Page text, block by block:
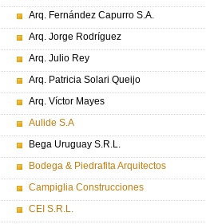
Arq. Fernández Capurro S.A.
Arq. Jorge Rodríguez
Arq. Julio Rey
Arq. Patricia Solari Queijo
Arq. Víctor Mayes
Aulide S.A
Bega Uruguay S.R.L.
Bodega & Piedrafita Arquitectos
Campiglia Construcciones
CEI S.R.L.